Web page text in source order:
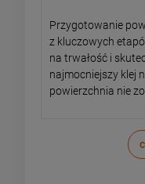
Przygotowanie
z kluczowych
na trwałość i
najmocniejszy klej
powierzchnia nie